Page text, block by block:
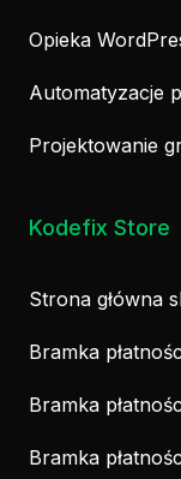
Opieka
Automatyzacje
Projektowanie
Kodefix Store
Strona główna
Bramka
Bramka
Bramka